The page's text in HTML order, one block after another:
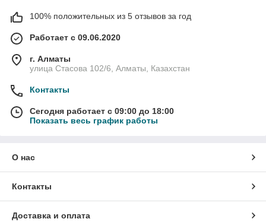
100% положительных из 5 отзывов за год
Работает с 09.06.2020
г. Алматы
улица Стасова 102/6, Алматы, Казахстан
Контакты
Сегодня работает с 09:00 до 18:00
Показать весь график работы
О нас
Контакты
Доставка и оплата